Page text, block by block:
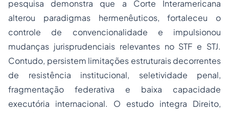
pesquisa demonstra que a Corte Interamericana
alterou paradigmas hermenêuticos, fortaleceu o
controle de convencionalidade e impulsionou
mudanças jurisprudenciais relevantes no STF e STJ.
Contudo, persistem limitações estruturais decorrentes
de resistência institucional, seletividade penal,
fragmentação federativa e baixa capacidade
executória internacional. O estudo integra Direito,